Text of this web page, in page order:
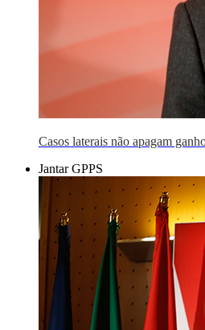
Casos laterais não apagam
Jantar GPPS